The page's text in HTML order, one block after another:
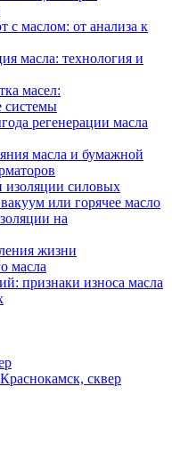
с маслом: от анализа к
масла: технология и
масел:
системы
регенерации масла
масла и бумажной
изоляции силовых
или горячее масло
на
жизни
масла
признаки износа масла
сквер